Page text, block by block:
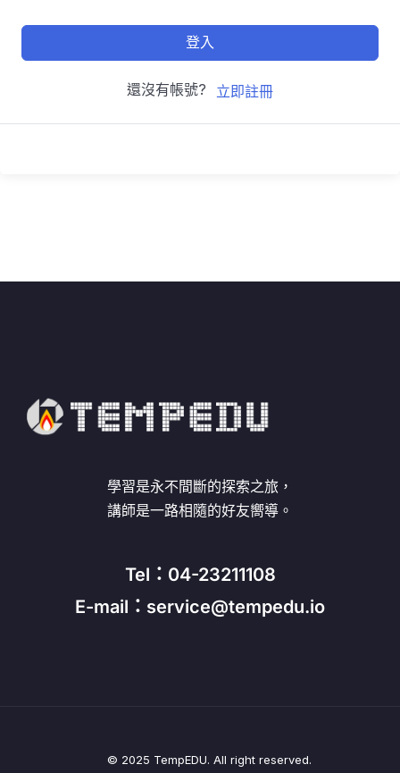
登入
還沒有帳號? 立即註冊
學習是永不間斷的探索之旅，
講師是一路相隨的好友嚮導。
Tel：04-23211108
E-mail：service@tempedu.io
© 2025 TempEDU. All right reserved.